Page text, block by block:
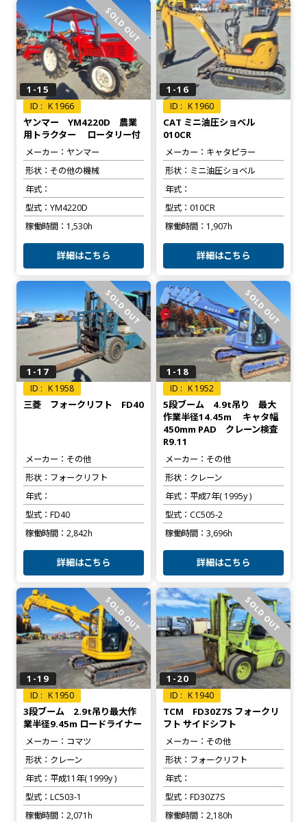
SOLD OUT
1-15
K 1966
ヤンマー YM4220D 農業
用トラクター ロータリー付
メーカー
ヤンマー
形状
その他の機械
年式
型式
YM4220D
稼働時間
1,530h
詳細はこちら
1-16
K 1960
CAT ミニ油圧ショベル
010CR
メーカー
キャタピラー
形状
ミニ油圧ショベル
年式
型式
010CR
稼働時間
1,907h
詳細はこちら
SOLD OUT
1-17
K 1958
三菱 フォークリフト FD40
メーカー
その他
形状
フォークリフト
年式
型式
FD40
稼働時間
2,842h
詳細はこちら
SOLD OUT
1-18
K 1952
5段ブーム 4.9t吊り 最大
作業半径14.45m キャタ幅
450mm PAD クレーン検査
R9.11
メーカー
その他
形状
クレーン
年式
平成7年( 1995y )
型式
CC505-2
稼働時間
3,696h
詳細はこちら
SOLD OUT
1-19
K 1950
3段ブーム 2.9t吊り最大作
業半径9.45m ロードライナー
メーカー
コマツ
形状
クレーン
年式
平成11年( 1999y )
型式
LC503-1
稼働時間
2,071h
SOLD OUT
1-20
K 1940
TCM FD30Z7S フォークリ
フト サイドシフト
メーカー
その他
形状
フォークリフト
年式
型式
FD30Z7S
稼働時間
2,180h